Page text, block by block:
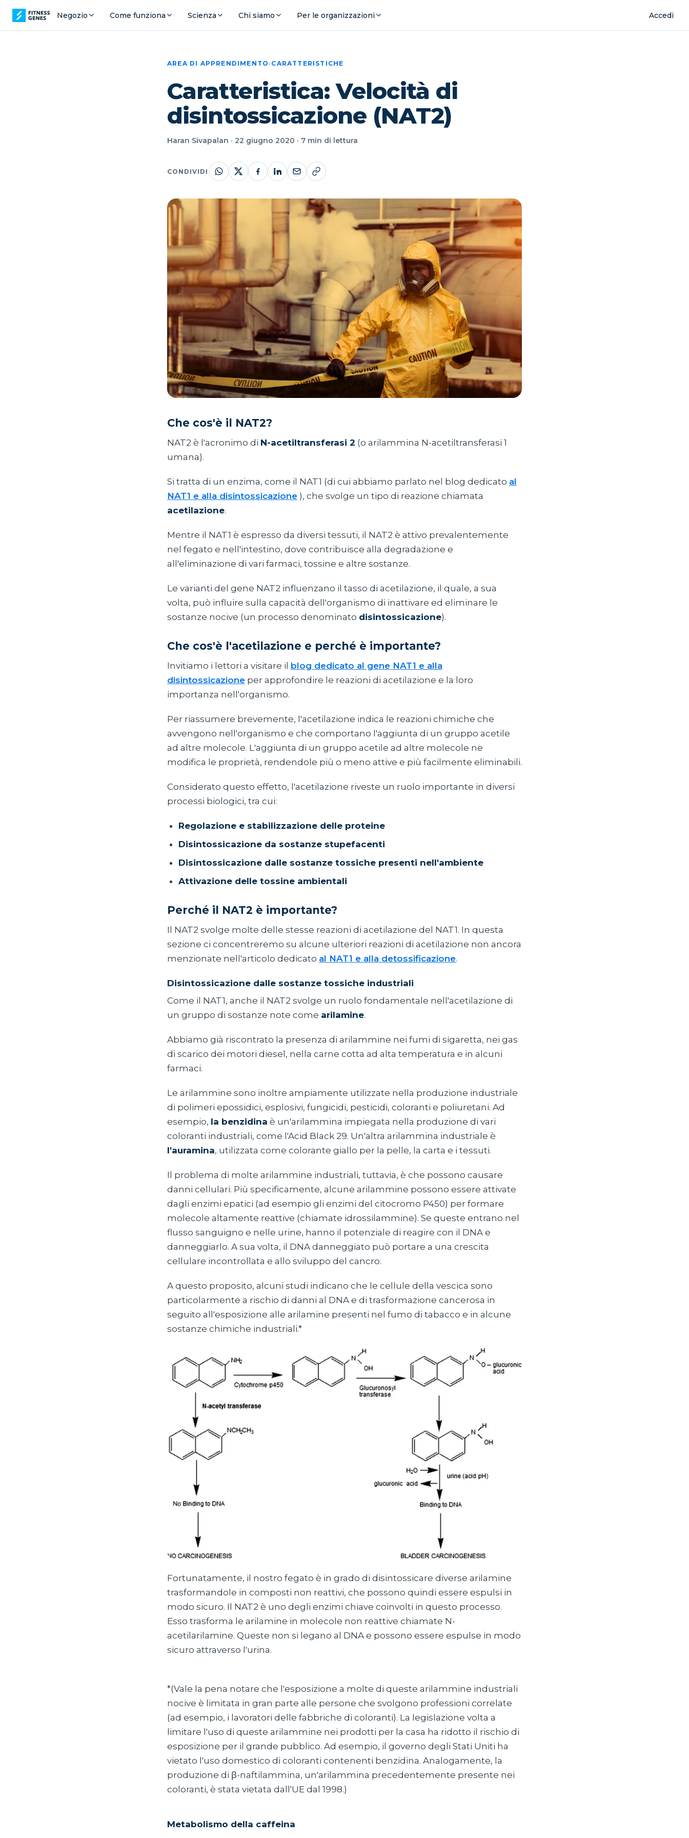
Negozio Come funziona Scienza Chi siamo Per le organizzazioni Accedi
AREA DI APPRENDIMENTO›CARATTERISTICHE
Caratteristica: Velocità di
disintossicazione (NAT2)
Haran Sivapalan · 22 giugno 2020 · 7 min di lettura
CONDIVIDI
Che cos'è il NAT2?
NAT2 è l'acronimo di N-acetiltransferasi 2 (o arilammina N-acetiltransferasi 1
umana).
Si tratta di un enzima, come il NAT1 (di cui abbiamo parlato nel blog dedicato al
NAT1 e alla disintossicazione ), che svolge un tipo di reazione chiamata
acetilazione.
Mentre il NAT1 è espresso da diversi tessuti, il NAT2 è attivo prevalentemente
nel fegato e nell'intestino, dove contribuisce alla degradazione e
all'eliminazione di vari farmaci, tossine e altre sostanze.
Le varianti del gene NAT2 influenzano il tasso di acetilazione, il quale, a sua
volta, può influire sulla capacità dell'organismo di inattivare ed eliminare le
sostanze nocive (un processo denominato disintossicazione).
Che cos'è l'acetilazione e perché è importante?
Invitiamo i lettori a visitare il blog dedicato al gene NAT1 e alla
disintossicazione per approfondire le reazioni di acetilazione e la loro
importanza nell'organismo.
Per riassumere brevemente, l'acetilazione indica le reazioni chimiche che
avvengono nell'organismo e che comportano l'aggiunta di un gruppo acetile
ad altre molecole. L'aggiunta di un gruppo acetile ad altre molecole ne
modifica le proprietà, rendendole più o meno attive e più facilmente eliminabili.
Considerato questo effetto, l'acetilazione riveste un ruolo importante in diversi
processi biologici, tra cui:
Regolazione e stabilizzazione delle proteine
Disintossicazione da sostanze stupefacenti
Disintossicazione dalle sostanze tossiche presenti nell'ambiente
Attivazione delle tossine ambientali
Perché il NAT2 è importante?
Il NAT2 svolge molte delle stesse reazioni di acetilazione del NAT1. In questa
sezione ci concentreremo su alcune ulteriori reazioni di acetilazione non ancora
menzionate nell'articolo dedicato al NAT1 e alla detossificazione.
Disintossicazione dalle sostanze tossiche industriali
Come il NAT1, anche il NAT2 svolge un ruolo fondamentale nell'acetilazione di
un gruppo di sostanze note come arilamine.
Abbiamo già riscontrato la presenza di arilammine nei fumi di sigaretta, nei gas
di scarico dei motori diesel, nella carne cotta ad alta temperatura e in alcuni
farmaci.
Le arilammine sono inoltre ampiamente utilizzate nella produzione industriale
di polimeri epossidici, esplosivi, fungicidi, pesticidi, coloranti e poliuretani. Ad
esempio, la benzidina è un'arilammina impiegata nella produzione di vari
coloranti industriali, come l'Acid Black 29. Un'altra arilammina industriale è
l'auramina, utilizzata come colorante giallo per la pelle, la carta e i tessuti.
Il problema di molte arilammine industriali, tuttavia, è che possono causare
danni cellulari. Più specificamente, alcune arilammine possono essere attivate
dagli enzimi epatici (ad esempio gli enzimi del citocromo P450) per formare
molecole altamente reattive (chiamate idrossilammine). Se queste entrano nel
flusso sanguigno e nelle urine, hanno il potenziale di reagire con il DNA e
danneggiarlo. A sua volta, il DNA danneggiato può portare a una crescita
cellulare incontrollata e allo sviluppo del cancro.
A questo proposito, alcuni studi indicano che le cellule della vescica sono
particolarmente a rischio di danni al DNA e di trasformazione cancerosa in
seguito all'esposizione alle arilamine presenti nel fumo di tabacco e in alcune
sostanze chimiche industriali.*
Fortunatamente, il nostro fegato è in grado di disintossicare diverse arilamine
trasformandole in composti non reattivi, che possono quindi essere espulsi in
modo sicuro. Il NAT2 è uno degli enzimi chiave coinvolti in questo processo.
Esso trasforma le arilamine in molecole non reattive chiamate N-
acetilarilamine. Queste non si legano al DNA e possono essere espulse in modo
sicuro attraverso l'urina.
*(Vale la pena notare che l'esposizione a molte di queste arilammine industriali
nocive è limitata in gran parte alle persone che svolgono professioni correlate
(ad esempio, i lavoratori delle fabbriche di coloranti). La legislazione volta a
limitare l'uso di queste arilammine nei prodotti per la casa ha ridotto il rischio di
esposizione per il grande pubblico. Ad esempio, il governo degli Stati Uniti ha
vietato l'uso domestico di coloranti contenenti benzidina. Analogamente, la
produzione di β-naftilammina, un'arilammina precedentemente presente nei
coloranti, è stata vietata dall'UE dal 1998.)
Metabolismo della caffeina